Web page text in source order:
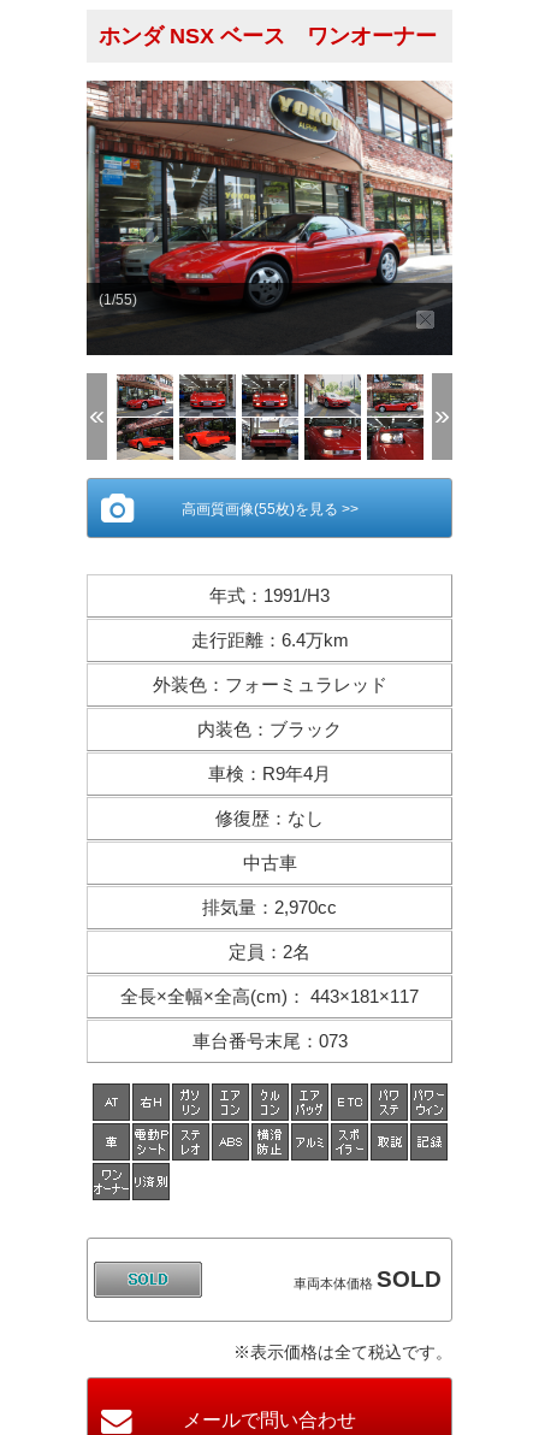
ホンダ NSX ベース ワンオーナー
(1/55)
高画質画像(55枚)を見る >>
年式 ： 1991/H3
走行距離： 6.4万km
外装色： フォーミュラレッド
内装色 ： ブラック
車検 ： R9年4月
修復歴 ： なし
中古車
排気量 ： 2,970cc
定員 ： 2名
全長×全幅×全高(cm) ： 443×181×117
車台番号末尾 ： 073
車両本体価格 SOLD
※表示価格は全て税込です。